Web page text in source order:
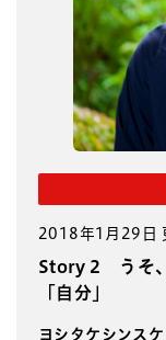
2018年1月29日
Story 2 うそ、
「自分」
ヨシタケシンスケ